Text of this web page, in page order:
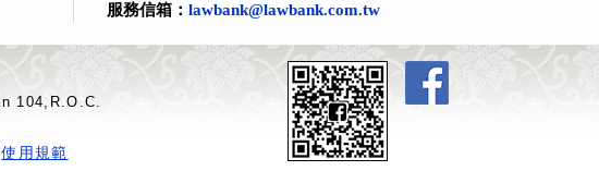
服務信箱： lawbank@lawbank.com.tw
104,R.O.C.
使用規範